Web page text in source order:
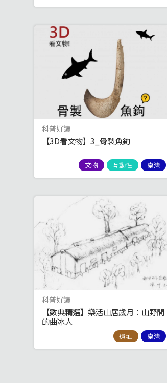
科普好讀
【3D看文物】3_骨製魚鉤
文物 互動性 臺灣
科普好讀
【數典精選】樂活山居歲月：山野間
的曲冰人
遺址 臺灣